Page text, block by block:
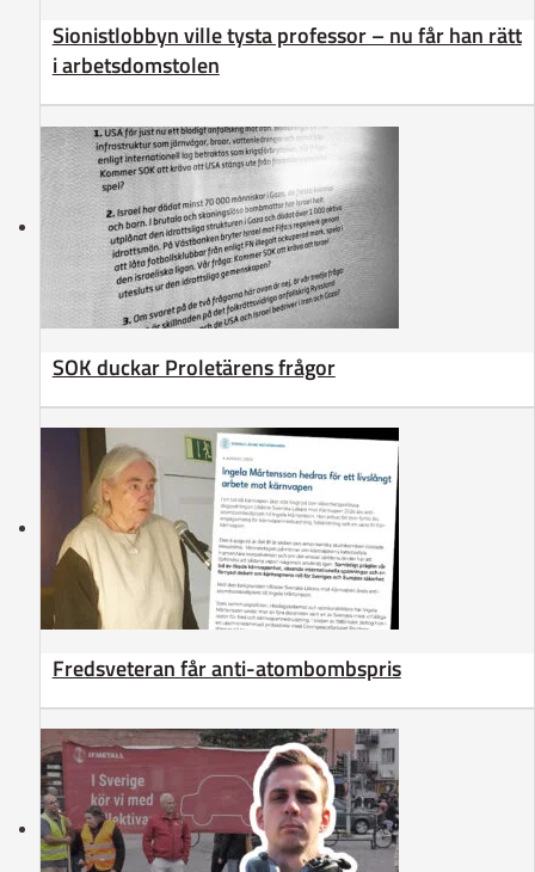
Sionistlobbyn ville tysta professor – nu får han rätt
i arbetsdomstolen
SOK duckar Proletärens frågor
Fredsveteran får anti-atombombspris